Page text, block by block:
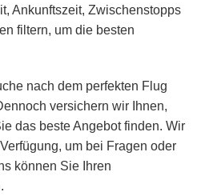
Ankunftszeit, Zwischenstopps
filtern, um die besten
nach dem perfekten Flug
versichern wir Ihnen,
das beste Angebot finden. Wir
um bei Fragen oder
können Sie Ihren